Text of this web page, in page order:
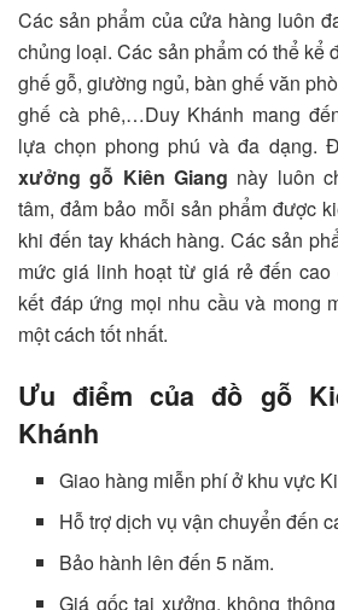
Các sản phẩm của cửa hàng luôn
chủng loại. Các sản phẩm có thể kể
ghế gỗ, giường ngủ, bàn ghế văn
ghế cà phê,…Duy Khánh mang
lựa chọn phong phú và đa dạng.
xưởng gỗ Kiên Giang này luôn
tâm, đảm bảo mỗi sản phẩm được
khi đến tay khách hàng. Các sản
mức giá linh hoạt từ giá rẻ đến
kết đáp ứng mọi nhu cầu và mong
một cách tốt nhất.
Ưu điểm của đồ gỗ
Khánh
Giao hàng miễn phí ở khu vực
Hỗ trợ dịch vụ vận chuyển đến
Bảo hành lên đến 5 năm.
Giá gốc tại xưởng, không